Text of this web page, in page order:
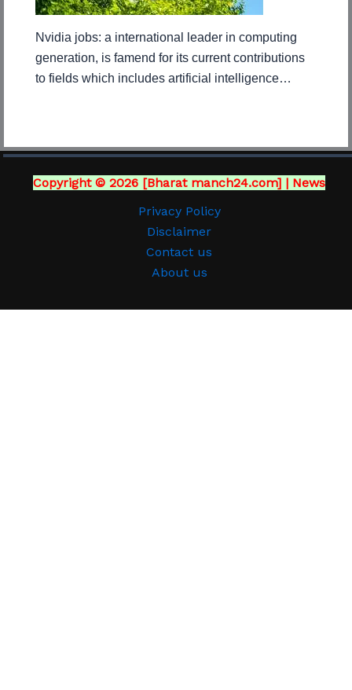
Nvidia jobs: a international leader in computing
generation, is famend for its current contributions
to fields which includes artificial intelligence…
Copyright © 2026 [Bharat manch24.com] | News
Privacy Policy
Disclaimer
Contact us
About us